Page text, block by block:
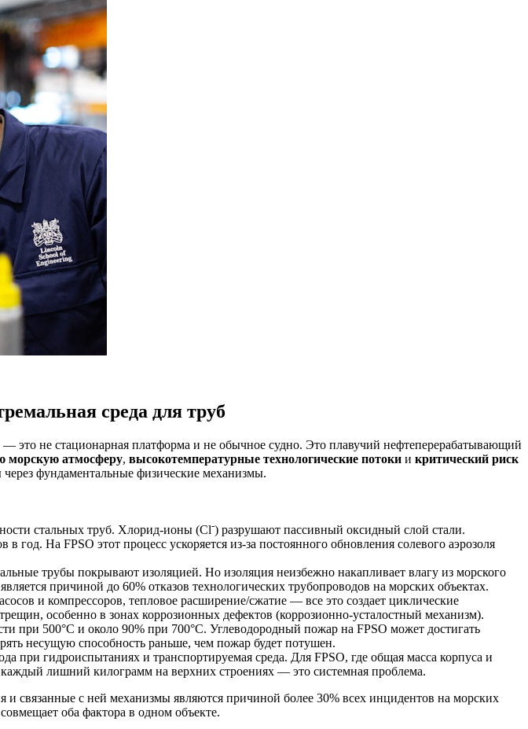
среда для труб
это не стационарная платформа и не обычное судно. Это плавучий нефтеперерабатывающий
морскую атмосферу, высокотемпературные технологические потоки и критический риск
через фундаментальные физические механизмы.
стальных труб. Хлорид-ионы (Cl-) разрушают пассивный оксидный слой стали.
На FPSO этот процесс ускоряется из-за постоянного обновления солевого аэрозоля
трубы покрывают изоляцией. Но изоляция неизбежно накапливает влагу из морского
причиной до 60% отказов технологических трубопроводов на морских объектах.
и компрессоров, тепловое расширение/сжатие — все это создает циклические
особенно в зонах коррозионных дефектов (коррозионно-усталостный механизм).
при 500°C и около 90% при 700°C. Углеводородный пожар на FPSO может достигать
несущую способность раньше, чем пожар будет потушен.
при гидроиспытаниях и транспортируемая среда. Для FPSO, где общая масса корпуса и
лишний килограмм на верхних строениях — это системная проблема.
и связанные с ней механизмы являются причиной более 30% всех инцидентов на морских
оба фактора в одном объекте.